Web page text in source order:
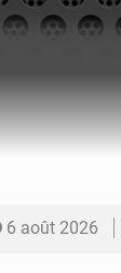
6 août 2026